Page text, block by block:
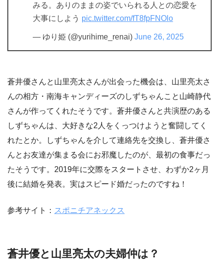
みる。ありのままの姿でいられる人との恋愛を
大事にしよう pic.twitter.com/fT8fpFNOlo
— ゆり姫 (@yurihime_renai) June 26, 2025
蒼井優さんと山里亮太さんが出会った機会は、山里亮太さ
んの相方・南海キャンディーズのしずちゃんこと山崎静代
さんが作ってくれたそうです。蒼井優さんと共演歴のある
しずちゃんは、大好きな2人をくっつけようと奮闘してく
れたとか。しずちゃんを介して連絡先を交換し、蒼井優さ
んとお友達が集まる会にお邪魔したのが、最初の食事だっ
たそうです。2019年に交際をスタートさせ、わずか2ヶ月
後に結婚を発表。実はスピード婚だったのですね！
参考サイト： スポニチアネックス
蒼井優と山里亮太の夫婦仲は？